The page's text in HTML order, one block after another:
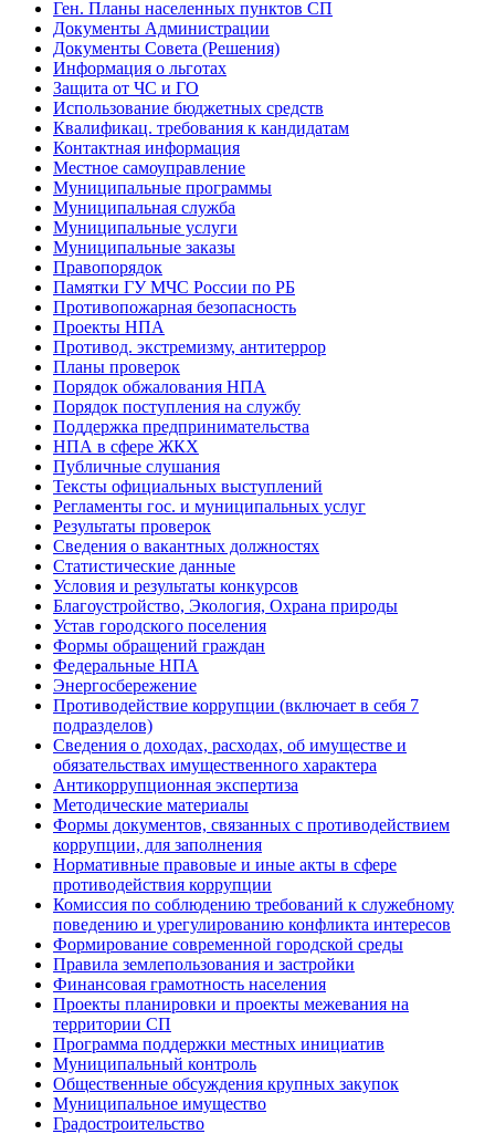
Ген. Планы населенных пунктов СП
Документы Администрации
Документы Совета (Решения)
Информация о льготах
Защита от ЧС и ГО
Использование бюджетных средств
Квалификац. требования к кандидатам
Контактная информация
Местное самоуправление
Муниципальные программы
Муниципальная служба
Муниципальные услуги
Муниципальные заказы
Правопорядок
Памятки ГУ МЧС России по РБ
Противопожарная безопасность
Проекты НПА
Противод. экстремизму, антитеррор
Планы проверок
Порядок обжалования НПА
Порядок поступления на службу
Поддержка предпринимательства
НПА в сфере ЖКХ
Публичные слушания
Тексты официальных выступлений
Регламенты гос. и муниципальных услуг
Результаты проверок
Сведения о вакантных должностях
Статистические данные
Условия и результаты конкурсов
Благоустройство, Экология, Охрана природы
Устав городского поселения
Формы обращений граждан
Федеральные НПА
Энергосбережение
Противодействие коррупции (включает в себя 7
подразделов)
Сведения о доходах, расходах, об имуществе и
обязательствах имущественного характера
Антикоррупционная экспертиза
Методические материалы
Формы документов, связанных с противодействием
коррупции, для заполнения
Нормативные правовые и иные акты в сфере
противодействия коррупции
Комиссия по соблюдению требований к служебному
поведению и урегулированию конфликта интересов
Формирование современной городской среды
Правила землепользования и застройки
Финансовая грамотность населения
Проекты планировки и проекты межевания на
территории СП
Программа поддержки местных инициатив
Муниципальный контроль
Общественные обсуждения крупных закупок
Муниципальное имущество
Градостроительство